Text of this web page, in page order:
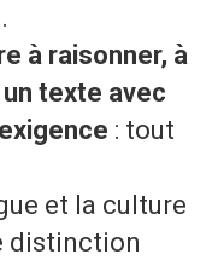
à raisonner, à
texte avec
: tout
et la culture
distinction